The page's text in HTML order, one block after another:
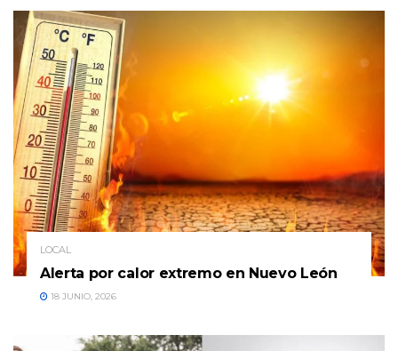
LOCAL
Alerta por calor extremo en Nuevo León
18 JUNIO, 2026